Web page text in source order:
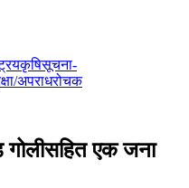
कृषिसूचना-
अपराधरोचक
गोलीसहित एक जना